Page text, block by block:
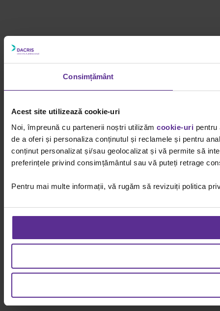
Consimțământ
Acest site utilizează cookie-uri
Noi, împreună cu partenerii noștri utilizăm cookie-uri
de a oferi și personaliza conținutul și reclamele și pentru
conținut personalizat și/sau geolocalizat și vă permite să
preferințele privind consimțământul sau vă puteți retrage
Pentru mai multe informații, vă rugăm să revizuiți politica